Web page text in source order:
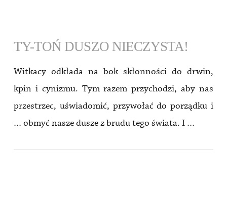
TY-TOŃ DUSZO NIECZYSTA!
Witkacy odkłada na bok skłonności do drwin,
kpin i cynizmu. Tym razem przychodzi, aby nas
przestrzec, uświadomić, przywołać do porządku i
… obmyć nasze dusze z brudu tego świata. I …